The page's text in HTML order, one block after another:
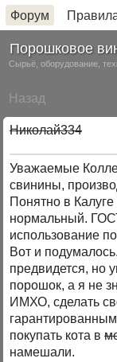
Форум
Порошковое
Сырьё, оборудование,
Назад
Николай334
Уважаемые
свинины,
Понятно в
нормальный.
использование
Вот и
предвидется, но
порошок, а я не
ИМХО, сделать
покупать кота в
намешали.